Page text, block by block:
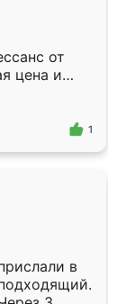
от
цена и
1
в